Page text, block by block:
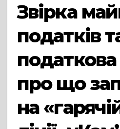
Звірка
податків
про що
на